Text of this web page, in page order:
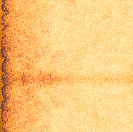
11 серия
12 серия
13 серия